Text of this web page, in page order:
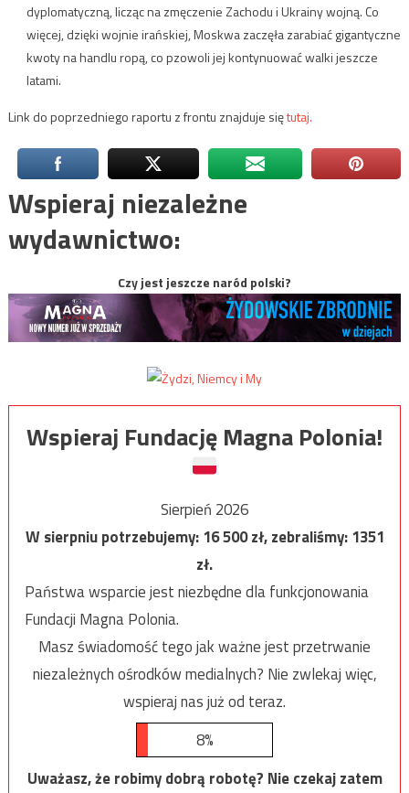
dyplomatyczną, licząc na zmęczenie Zachodu i Ukrainy wojną. Co
więcej, dzięki wojnie irańskiej, Moskwa zaczęła zarabiać gigantyczne
kwoty na handlu ropą, co pzowoli jej kontynuować walki jeszcze
latami.
Link do poprzedniego raportu z frontu znajduje siętutaj.
Wspieraj niezależne
wydawnictwo:
Czy jest jeszcze naród polski?
Wspieraj Fundację Magna Polonia!
Sierpień 2026
W sierpniu potrzebujemy:16 500zł, zebraliśmy:1351
zł.
Państwa wsparcie jest niezbędne dla funkcjonowania
Fundacji Magna Polonia.
Masz świadomość tego jak ważne jest przetrwanie
niezależnych ośrodków medialnych? Nie zwlekaj więc,
wspieraj nas już od teraz.
8%
Uważasz, że robimy dobrą robotę? Nie czekaj zatem